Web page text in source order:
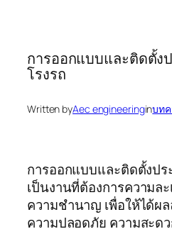
การออกแบบและติดตั้ง
โรงรถ
Written byAec engineeringinบท
การออกแบบและติดตั้งปร
เป็นงานที่ต้องการความล
ความชำนาญ เพื่อให้ได้ผ
ความปลอดภัย ความสะด